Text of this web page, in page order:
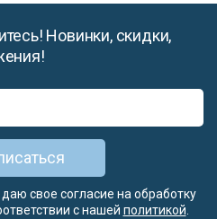
Новинки, скидки,
свое согласие на обработку
с нашей политикой.